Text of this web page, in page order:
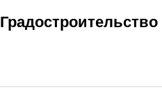
Градостроительство